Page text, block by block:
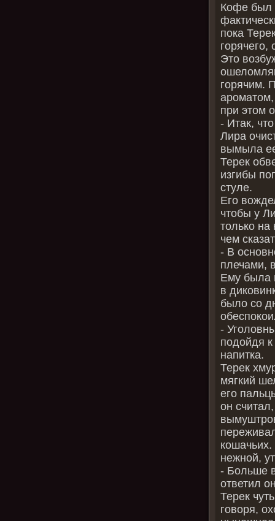
Кофе был
пока
Это
горячим.
при этом
- Итак,
Лира
вымыла
Терек
изгибы
стуле.
Его
чтобы у
только
чем
- В
плечами,
Ему была
в
было со
-
подойдя к
напитка.
Терек
мягкий
его
он
нежной,
- Больше
ответил
Терек
говоря,